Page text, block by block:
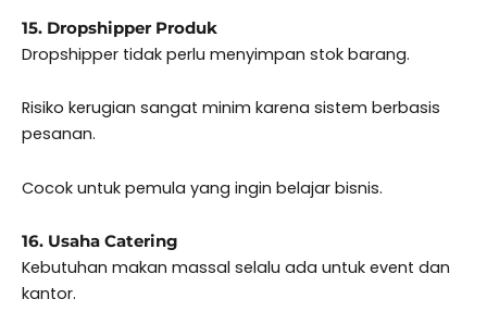
15. Dropshipper Produk
Dropshipper tidak perlu menyimpan stok barang.
Risiko kerugian sangat minim karena sistem berbasis
pesanan.
Cocok untuk pemula yang ingin belajar bisnis.
16. Usaha Catering
Kebutuhan makan massal selalu ada untuk event dan
kantor.